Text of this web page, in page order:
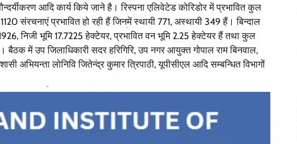
आदि कार्य किये जाने है। रिस्पना एलिवेटेड कोरिडोर में प्रभावित कुल
संरचनाएं प्रभावित हो रही हैं जिनमें स्थायी 771, अस्थायी 349 हैं। बिन्दाल
निजी भूमि 17.7225 हेक्टेयर, प्रभावित वन भूमि 2.25 हेक्टेयर हैं तथा कुल
में उप जिलाधिकारी सदर हरिगिरि, उप नगर आयुक्त गोपाल राम बिनवाल,
अभियन्ता लोनिवि जितेन्द्र कुमार त्रिपाठी, यूपीसीएल आदि सम्बन्धित विभागों